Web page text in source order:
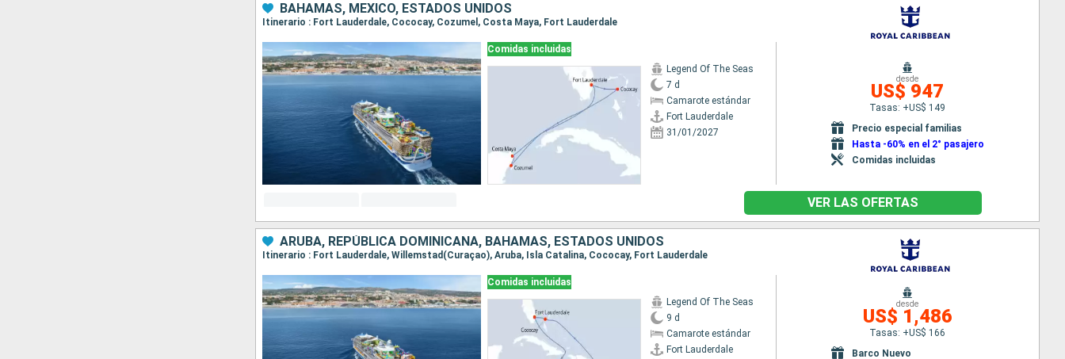
BAHAMAS, MÉXICO, ESTADOS UNIDOS
Itinerario : Fort Lauderdale, Cococay, Cozumel, Costa Maya, Fort Lauderdale
Comidas incluidas
Legend Of The Seas
7 d
Camarote estándar
Fort Lauderdale
31/01/2027
desde
US$ 947
Tasas: +US$ 149
Precio especial familias
Hasta -60% en el 2° pasajero
Comidas incluidas
VER LAS OFERTAS
ARUBA, REPÚBLICA DOMINICANA, BAHAMAS, ESTADOS UNIDOS
Itinerario : Fort Lauderdale, Willemstad(Curaçao), Aruba, Isla Catalina, Cococay, Fort Lauderdale
Comidas incluidas
Legend Of The Seas
9 d
Camarote estándar
Fort Lauderdale
desde
US$ 1,486
Tasas: +US$ 166
Barco Nuevo